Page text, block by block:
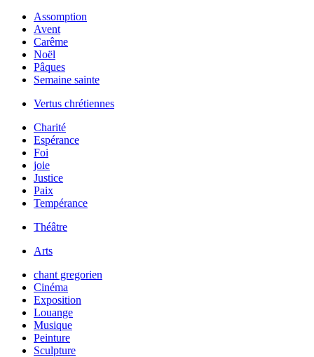
Assomption
Avent
Carême
Noël
Pâques
Semaine sainte
Vertus chrétiennes
Charité
Espérance
Foi
joie
Justice
Paix
Tempérance
Théâtre
Arts
chant gregorien
Cinéma
Exposition
Louange
Musique
Peinture
Sculpture